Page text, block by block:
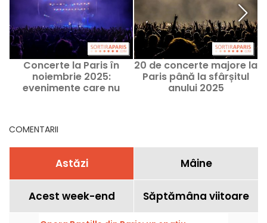
Concerte la Paris în
noiembrie 2025:
evenimente care nu
20 de concerte majore la
Paris până la sfârșitul
anului 2025
COMENTARII
Astăzi Mâine
Acest week-end Săptămâna viitoare